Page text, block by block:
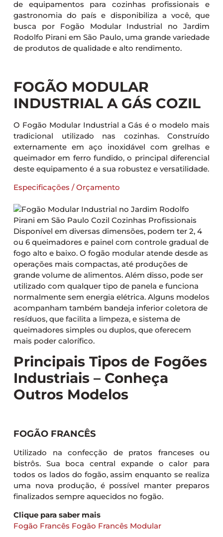
de equipamentos para cozinhas profissionais e
gastronomia do país e disponibiliza a você, que
busca por Fogão Modular Industrial no Jardim
Rodolfo Pirani em São Paulo, uma grande variedade
de produtos de qualidade e alto rendimento.
FOGÃO MODULAR
INDUSTRIAL A GÁS COZIL
O Fogão Modular Industrial a Gás é o modelo mais
tradicional utilizado nas cozinhas. Construído
externamente em aço inoxidável com grelhas e
queimador em ferro fundido, o principal diferencial
deste equipamento é a sua robustez e versatilidade.
Especificações / Orçamento
Disponível em diversas dimensões, podem ter 2, 4
ou 6 queimadores e painel com controle gradual de
fogo alto e baixo. O fogão modular atende desde as
operações mais compactas, até produções de
grande volume de alimentos. Além disso, pode ser
utilizado com qualquer tipo de panela e funciona
normalmente sem energia elétrica. Alguns modelos
acompanham também bandeja inferior coletora de
resíduos, que facilita a limpeza, e sistema de
queimadores simples ou duplos, que oferecem
mais poder calorífico.
Principais Tipos de Fogões
Industriais – Conheça
Outros Modelos
FOGÃO FRANCÊS
Utilizado na confecção de pratos franceses ou
bistrôs. Sua boca central expande o calor para
todos os lados do fogão, assim enquanto se realiza
uma nova produção, é possível manter preparos
finalizados sempre aquecidos no fogão.
Clique para saber mais
Fogão Francês Fogão Francês Modular